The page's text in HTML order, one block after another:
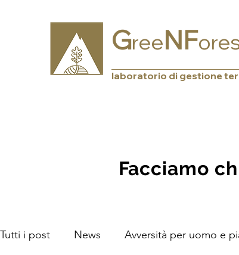
GreeNF
laboratorio di gestione
Facciamo
Tutti i post News Avversità per uomo e